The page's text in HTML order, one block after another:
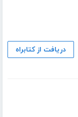
دریافت از کتابراه